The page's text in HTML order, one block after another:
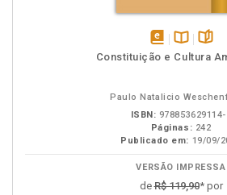
disponívelDisponível
Constituição e Cultura
Paulo Natalicio
ISBN:
Páginas: 242
Publicado em: 19/09/
VERSÃO IMPRESSA
deR$ 119,90* por